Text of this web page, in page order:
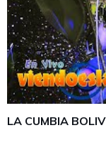
LA CUMBIA